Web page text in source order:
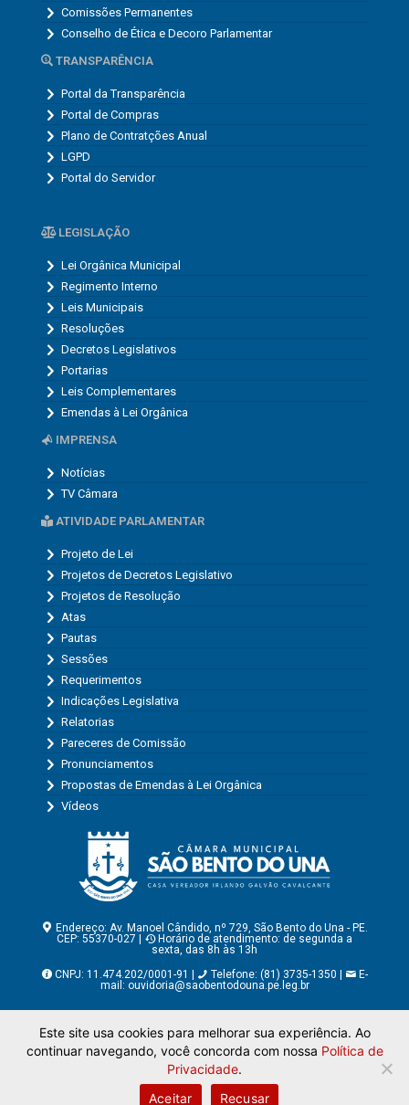
Comissões Permanentes
Conselho de Ética e Decoro Parlamentar
TRANSPARÊNCIA
Portal da Transparência
Portal de Compras
Plano de Contratções Anual
LGPD
Portal do Servidor
LEGISLAÇÃO
Lei Orgânica Municipal
Regimento Interno
Leis Municipais
Resoluções
Decretos Legislativos
Portarias
Leis Complementares
Emendas à Lei Orgânica
IMPRENSA
Notícias
TV Câmara
ATIVIDADE PARLAMENTAR
Projeto de Lei
Projetos de Decretos Legislativo
Projetos de Resolução
Atas
Pautas
Sessões
Requerimentos
Indicações Legislativa
Relatorias
Pareceres de Comissão
Pronunciamentos
Propostas de Emendas à Lei Orgânica
Vídeos
Endereço: Av. Manoel Cândido, nº 729, São Bento do Una - PE.
CEP: 55370-027 |
Horário de atendimento: de segunda a
sexta, das 8h às 13h
CNPJ: 11.474.202/0001-91 |
Telefone: (81) 3735-1350 |
E-
mail: ouvidoria@saobentodouna.pe.leg.br
de São Bento do Una - PE
Página desenvolvida pela agência de publicidadeLumusWeb -
Agência Digital
Este site usa cookies para melhorar sua experiência. Ao
continuar navegando, você concorda com nossa Política de
Privacidade.
Aceitar
Recusar